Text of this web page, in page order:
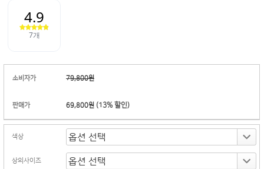
소비자가 79,800원
판매가 69,800원 (13% 할인)
색상
상의사이즈